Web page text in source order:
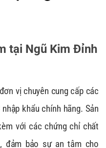
tại Ngũ Kim Đỉnh
vị chuyên cung cấp các
nhập khẩu chính hãng. Sản
với các chứng chỉ chất
đảm bảo sự an tâm cho